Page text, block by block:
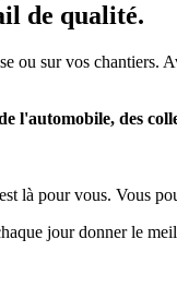
de qualité.
ou sur vos chantiers.
l'automobile, des
là pour vous. Vous
jour donner le